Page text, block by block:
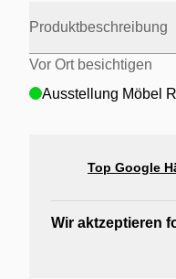
Produktbeschreibung
Vor Ort besichtigen
Ausstellung Möbel
Ausstellung Rogg
Ausstellung Möbel
Top Google
Wir aktzeptieren